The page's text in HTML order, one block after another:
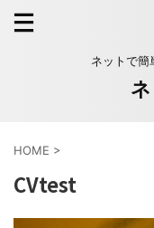
ネットで簡
HOME >
CVtest